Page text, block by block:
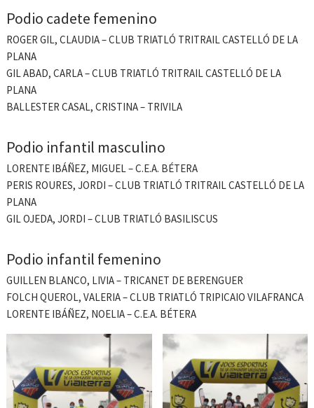
Podio cadete femenino
ROGER GIL, CLAUDIA – CLUB TRIATLÓ TRITRAIL CASTELLÓ DE LA
PLANA
GIL ABAD, CARLA – CLUB TRIATLÓ TRITRAIL CASTELLÓ DE LA
PLANA
BALLESTER CASAL, CRISTINA – TRIVILA
Podio infantil masculino
LORENTE IBÁÑEZ, MIGUEL – C.E.A. BÉTERA
PERIS ROURES, JORDI – CLUB TRIATLÓ TRITRAIL CASTELLÓ DE LA
PLANA
GIL OJEDA, JORDI – CLUB TRIATLÓ BASILISCUS
Podio infantil femenino
GUILLEN BLANCO, LIVIA – TRICANET DE BERENGUER
FOLCH QUEROL, VALERIA – CLUB TRIATLÓ TRIPICAIO VILAFRANCA
LORENTE IBÁÑEZ, NOELIA – C.E.A. BÉTERA